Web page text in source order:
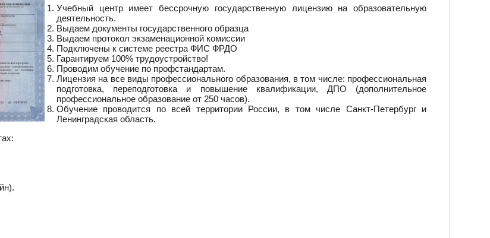
Учебный центр имеет бессрочную государственную лицензию на образовательную
деятельность.
Выдаем документы государственного образца
Выдаем протокол экзаменационной комиссии
Подключены к системе реестра ФИС ФРДО
Гарантируем 100% трудоустройство!
Проводим обучение по профстандартам.
Лицензия на все виды профессионального образования, в том числе: профессиональная
подготовка, переподготовка и повышение квалификации, ДПО (дополнительное
профессиональное образование от 250 часов).
Обучение проводится по всей территории России, в том числе Санкт-Петербург и
Ленинградская область.